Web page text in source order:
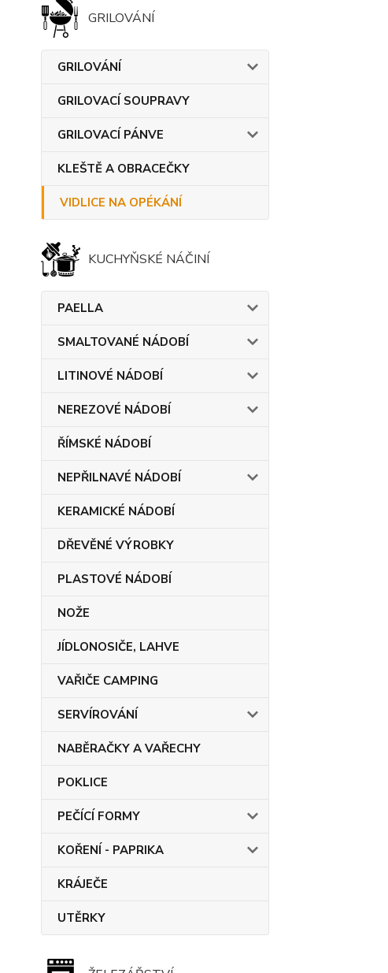
GRILOVÁNÍ
GRILOVÁNÍ
GRILOVACÍ SOUPRAVY
GRILOVACÍ PÁNVE
KLEŠTĚ A OBRACEČKY
VIDLICE NA OPÉKÁNÍ
KUCHYŇSKÉ NÁČINÍ
PAELLA
SMALTOVANÉ NÁDOBÍ
LITINOVÉ NÁDOBÍ
NEREZOVÉ NÁDOBÍ
ŘÍMSKÉ NÁDOBÍ
NEPŘILNAVÉ NÁDOBÍ
KERAMICKÉ NÁDOBÍ
DŘEVĚNÉ VÝROBKY
PLASTOVÉ NÁDOBÍ
NOŽE
JÍDLONOSIČE, LAHVE
VAŘIČE CAMPING
SERVÍROVÁNÍ
NABĚRAČKY A VAŘECHY
POKLICE
PEČÍCÍ FORMY
KOŘENÍ - PAPRIKA
KRÁJEČE
UTĚRKY